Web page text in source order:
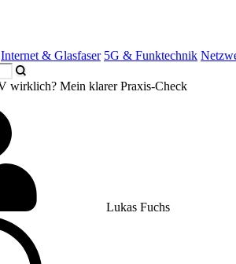
Internet & Glasfaser 5G & Funktechnik
wirklich? Mein klarer Praxis-Check
Lukas Fuchs